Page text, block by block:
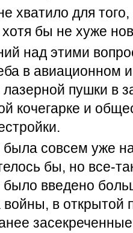
хватило для
бы не хуже
над этими
в авиационном
лазерной пушки в
кочегарке и
совсем уже
бы, но все-
введено
войны, в открытой